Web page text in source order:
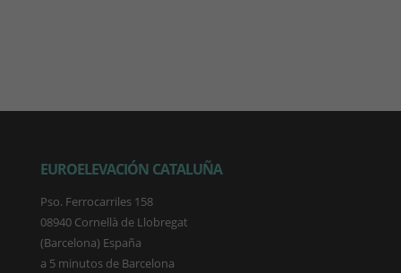
EUROELEVACIÓN CATALUÑA
Pso. Ferrocarriles 158
08940 Cornellà de Llobregat
(Barcelona) España
a 5 minutos de Barcelona